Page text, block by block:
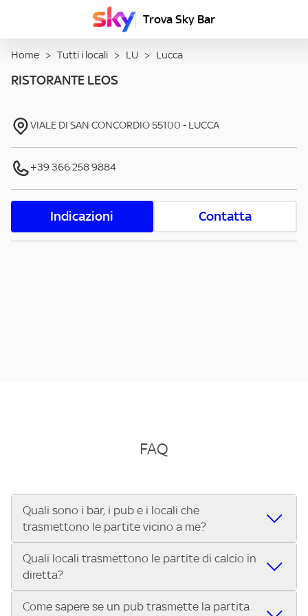
Trova Sky Bar
Home > Tutti i locali > LU > Lucca
RISTORANTE LEOS
VIALE DI SAN CONCORDIO55100 - LUCCA
+39 366 258 9884
Indicazioni Contatta
FAQ
Quali sono i bar, i pub e i locali che
trasmettono le partite vicino a me?
Se cerchi un bar, pub, ristorante o locale vicino a te per
vedere le partite di Serie A ENILIVE, la Serie C Sky Wifi, la
UEFA Champions League, la UEFA Europa League, la UEFA
Conference League, il Tennis, la Formula 1®, la MotoGP™ e
Quali locali trasmettono le partite di calcio in
diretta?
Vuoi sapere quali bar, pub o ristoranti mostrano le partite
Come sapere se un pub trasmette la partita